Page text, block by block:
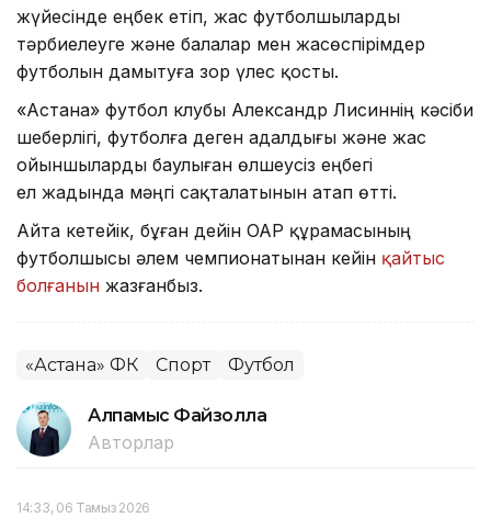
жүйесінде еңбек етіп, жас футболшыларды
тәрбиелеуге және балалар мен жасөспірімдер
футболын дамытуға зор үлес қосты.
«Астана» футбол клубы Александр Лисиннің кәсіби
шеберлігі, футболға деген адалдығы және жас
ойыншыларды баулыған өлшеусіз еңбегі
ел жадында мәңгі сақталатынын атап өтті.
Айта кетейік, бұған дейін ОАР құрамасының
футболшысы әлем чемпионатынан кейін қайтыс
болғанын жазғанбыз.
«Астана» ФК Спорт Футбол
Алпамыс Файзолла
Авторлар
14:33, 06 Тамыз 2026